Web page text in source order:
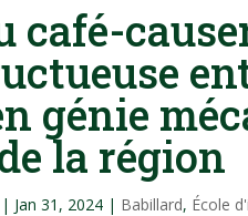
café-
génie
la région
| Jan 31, 2024 | Babillard, École